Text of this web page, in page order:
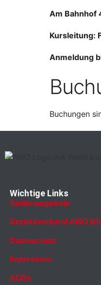
Am Bahnhof
Kursleitung:
Anmeldung
Buchungen
Wichtige Links
Stellenangebote
Bezirksverband AWO BS
Datenschutz
Impressum
AGBs